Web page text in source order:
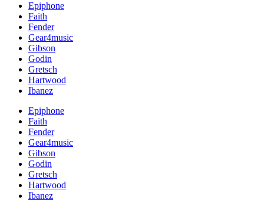
Epiphone
Faith
Fender
Gear4music
Gibson
Godin
Gretsch
Hartwood
Ibanez
Epiphone
Faith
Fender
Gear4music
Gibson
Godin
Gretsch
Hartwood
Ibanez